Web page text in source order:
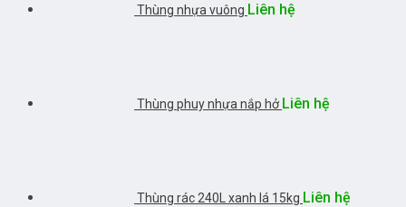
Thùng nhựa vuông Liên hệ
Thùng phuy nhựa nắp hở Liên hệ
Thùng rác 240L xanh lá 15kg Liên hệ